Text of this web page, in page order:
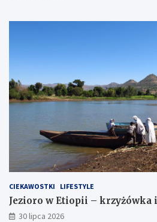
CIEKAWOSTKI LIFESTYLE
Jezioro w Etiopii – krzyżówka i
30 lipca 2026